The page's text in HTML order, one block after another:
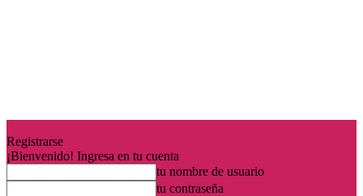
Registrarse
¡Bienvenido! Ingresa en tu cuenta
tu nombre de usuario
tu contraseña